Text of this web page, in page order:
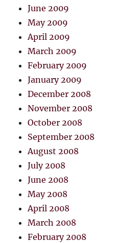
June 2009
May 2009
April 2009
March 2009
February 2009
January 2009
December 2008
November 2008
October 2008
September 2008
August 2008
July 2008
June 2008
May 2008
April 2008
March 2008
February 2008